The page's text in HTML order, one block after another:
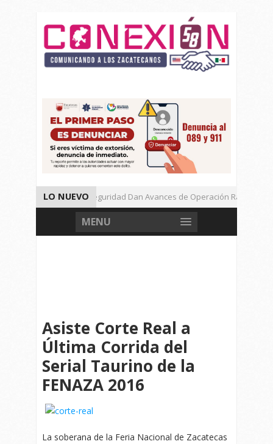
LO NUEVO
Autoridades de Seguridad Dan Avances de Operación Rastrillo.
Gran Festival de Música Electrónica en Festival Cultural de
MENU
Asiste Corte Real a
Última Corrida del
Serial Taurino de la
FENAZA 2016
La soberana de la Feria Nacional de Zacatecas